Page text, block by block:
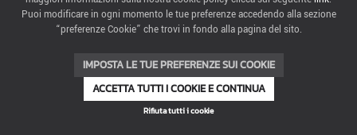
52.214.897 i.v.
Puoi modificare in ogni momento le tue preferenze accedendo alla sezione
“preferenze Cookie” che trovi in fondo alla pagina del sito.
IMPOSTA LE TUE PREFERENZE SUI COOKIE
ACCETTA TUTTI I COOKIE E CONTINUA
Rifiuta tutti i cookie